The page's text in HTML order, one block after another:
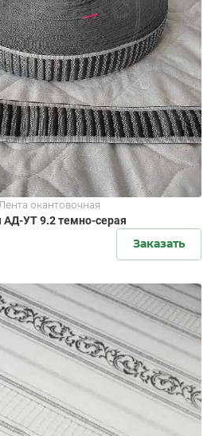
окантовочная
АД-УТ 9.2 темно-серая
Заказать